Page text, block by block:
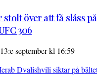
stolt över att få slåss på
306
13:e september kl 16:59